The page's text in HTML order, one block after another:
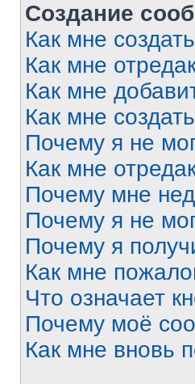
Создание
Как мне
Как мне
Как мне
Как мне
Почему я не
Как мне
Почему мне
Почему я не
Почему я
Как мне
Что означает
Почему моё
Как мне вновь